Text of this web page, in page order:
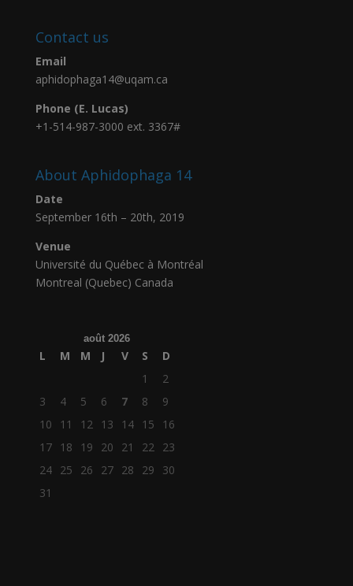
Contact us
Email
aphidophaga14@uqam.ca
Phone (E. Lucas)
+1-514-987-3000 ext. 3367#
About Aphidophaga 14
Date
September 16th – 20th, 2019
Venue
Université du Québec à Montréal
Montreal (Quebec) Canada
août 2026
L M M J V S
D
1
2
3
4 5 6 7 8
9
10
11 12 13 14 15
16
17 18 19 20 21 22
23
24 25 26 27 28 29
30
31